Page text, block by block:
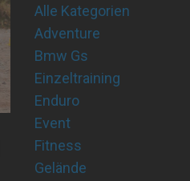
Alle Kategorien
Adventure
Bmw Gs
Einzeltraining
Enduro
Event
Fitness
Gelände